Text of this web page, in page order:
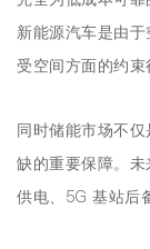
新能源汽车是由
受空间方面的约束
同时储能市场不
缺的重要保障。
供电、5G 基站后